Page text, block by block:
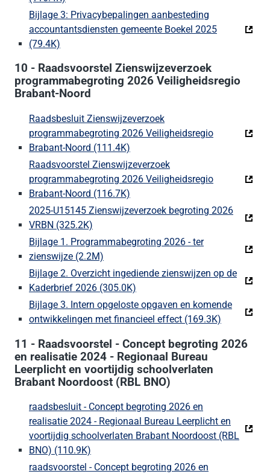
Bijlage 3: Privacybepalingen aanbesteding
accountantsdiensten gemeente Boekel 2025
(79.4K)
10 - Raadsvoorstel Zienswijzeverzoek
programmabegroting 2026 Veiligheidsregio
Brabant-Noord
Raadsbesluit Zienswijzeverzoek
programmabegroting 2026 Veiligheidsregio
Brabant-Noord (111.4K)
Raadsvoorstel Zienswijzeverzoek
programmabegroting 2026 Veiligheidsregio
Brabant-Noord (116.7K)
2025-U15145 Zienswijzeverzoek begroting 2026
VRBN (325.2K) (Deze link gaat naar een externe website)
Bijlage 1. Programmabegroting 2026 - ter
zienswijze (2.2M) (Deze link gaat naar een externe
Bijlage 2. Overzicht ingediende zienswijzen op de
Kaderbrief 2026 (305.0K) (Deze link gaat naar een
Bijlage 3. Intern opgeloste opgaven en komende
ontwikkelingen met financieel effect (169.3K) (Deze
11 - Raadsvoorstel - Concept begroting 2026
en realisatie 2024 - Regionaal Bureau
Leerplicht en voortijdig schoolverlaten
Brabant Noordoost (RBL BNO)
raadsbesluit - Concept begroting 2026 en
realisatie 2024 - Regionaal Bureau Leerplicht en
voortijdig schoolverlaten Brabant Noordoost (RBL
BNO) (110.9K)
raadsvoorstel - Concept begroting 2026 en